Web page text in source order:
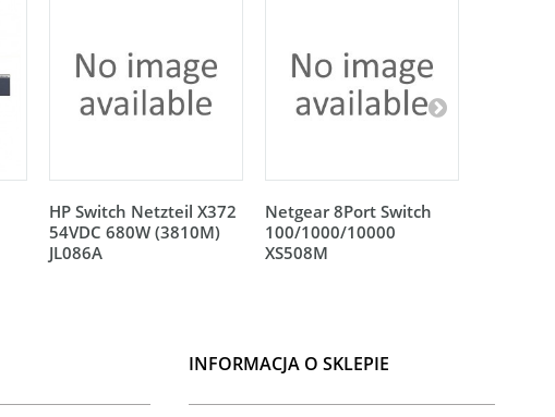
HP Switch Netzteil X372
54VDC 680W (3810M)
JL086A
Netgear 8Port Switch
100/1000/10000
XS508M
INFORMACJA O SKLEPIE